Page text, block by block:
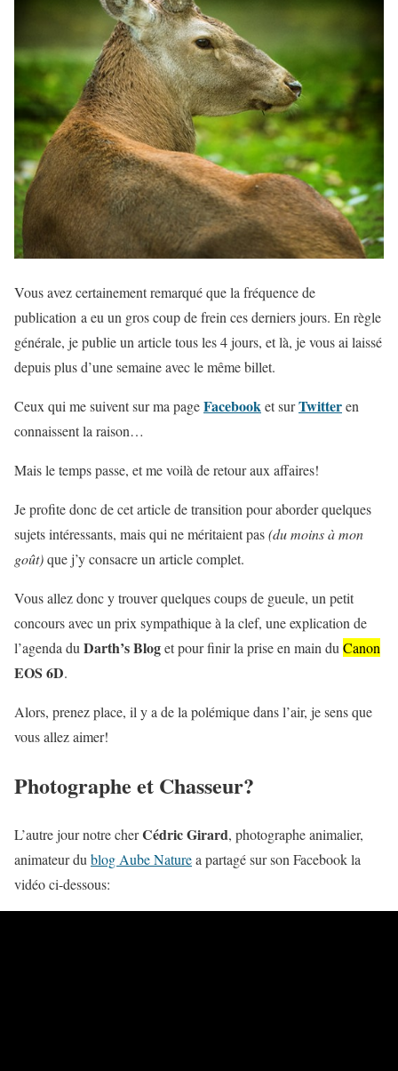
Vous avez certainement remarqué que la fréquence de
publication a eu un gros coup de frein ces derniers jours. En règle
générale, je publie un article tous les 4 jours, et là, je vous ai laissé
depuis plus d’une semaine avec le même billet.
Ceux qui me suivent sur ma pageFacebooket surTwitteren
connaissent la raison…
Mais le temps passe, et me voilà de retour aux affaires!
Je profite donc de cet article de transition pour aborder quelques
sujets intéressants, mais qui ne méritaient pas(du moins à mon
goût)que j’y consacre un article complet.
Vous allez donc y trouver quelques coups de gueule, un petit
concours avec un prix sympathique à la clef, une explication de
l’agenda du Darth’s Bloget pour finir la prise en main du Canon
EOS 6D.
Alors, prenez place, il y a de la polémique dans l’air, je sens que
vous allez aimer!
Photographe et Chasseur?
L’autre jour notre cherCédric Girard, photographe animalier,
animateur du blog Aube Naturea partagé sur son Facebook la
vidéo ci-dessous: